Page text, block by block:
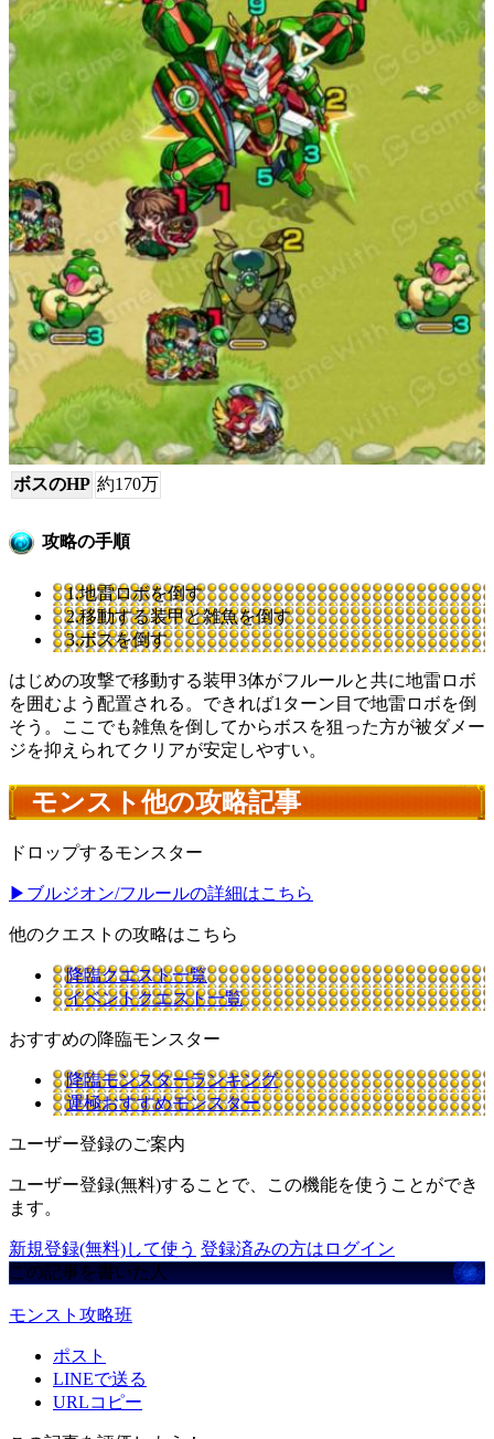
ボスのHP 約170万
攻略の手順
1.地雷ロボを倒す
2.移動する装甲と雑魚を倒す
3.ボスを倒す
はじめの攻撃で移動する装甲3体がフルールと共に地雷ロボ
を囲むよう配置される。できれば1ターン目で地雷ロボを倒
そう。ここでも雑魚を倒してからボスを狙った方が被ダメー
ジを抑えられてクリアが安定しやすい。
モンスト他の攻略記事
ドロップするモンスター
▶ブルジオン/フルールの詳細はこちら
他のクエストの攻略はこちら
降臨クエスト一覧
イベントクエスト一覧
おすすめの降臨モンスター
降臨モンスターランキング
運極おすすめモンスター
ユーザー登録のご案内
ユーザー登録(無料)することで、この機能を使うことができ
ます。
新規登録(無料)して使う 登録済みの方はログイン
この記事を書いた人
モンスト攻略班
ポスト
LINEで送る
URLコピー